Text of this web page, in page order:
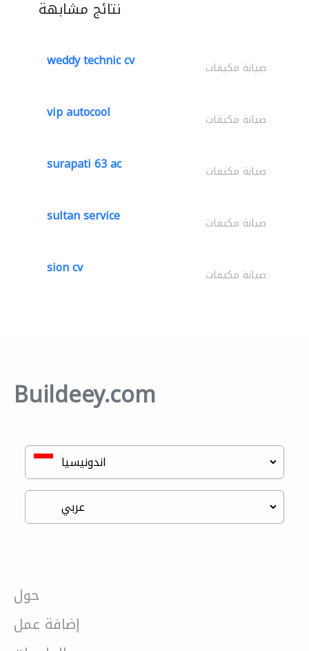
نتائج مشابهة
weddy technic cv صيانة مكيفات
vip autocool صيانة مكيفات
surapati 63 ac صيانة مكيفات
sultan service صيانة مكيفات
sion cv صيانة مكيفات
Buildeey.com
حول
إضافة عمل